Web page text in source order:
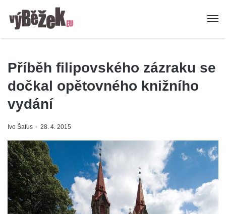
Příběh filipovského zázraku se
dočkal opětovného knižního
vydání
Ivo Šafus 28. 4. 2015